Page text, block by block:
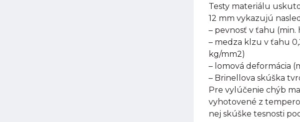
Testy materiálu
12 mm vykazujú
– pevnosť v ťahu
– medza klzu v ťahu
kg/mm2)
– lomová deformácia
– Brinellova skúška
Pre vylúčenie chýb
vyhotovené z
nej skúške tesnosti